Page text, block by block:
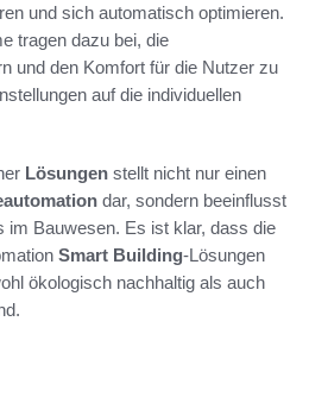
und sich automatisch optimieren.
tragen dazu bei, die
und den Komfort für die Nutzer zu
auf die individuellen
Lösungen stellt nicht nur einen
dar, sondern beeinflusst
im Bauwesen. Es ist klar, dass die
Smart Building-Lösungen
ökologisch nachhaltig als auch